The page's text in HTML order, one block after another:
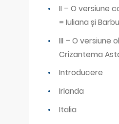
II – O versiune
= Iuliana și Barbu
III – O versiune
Crizantema
Introducere
Irlanda
Italia